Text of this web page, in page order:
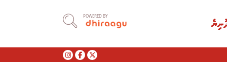
POWERED BY